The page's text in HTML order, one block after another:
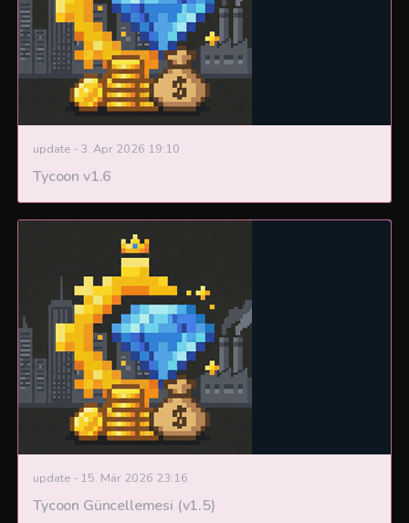
update - 3. Apr 2026 19:10
Tycoon v1.6
update - 15. Mär 2026 23:16
Tycoon Güncellemesi (v1.5)